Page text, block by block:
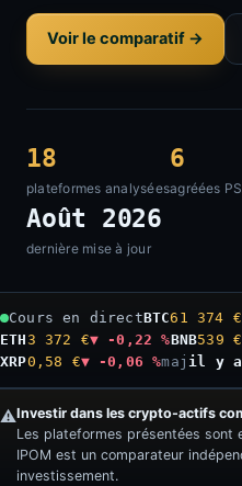
Voir le comparatif →
18
plateformes analysées
6
agréées
Août 2026
dernière mise à jour
Cours en directBTC61 374 €
ETH3 372 €▼ -0,22 %BNB539 €
XRP0,58 €▼ -0,06 %maj il y a
⚠️Investir dans les crypto-actifs
Les plateformes présentées sont
IPOM est un comparateur
investissement.